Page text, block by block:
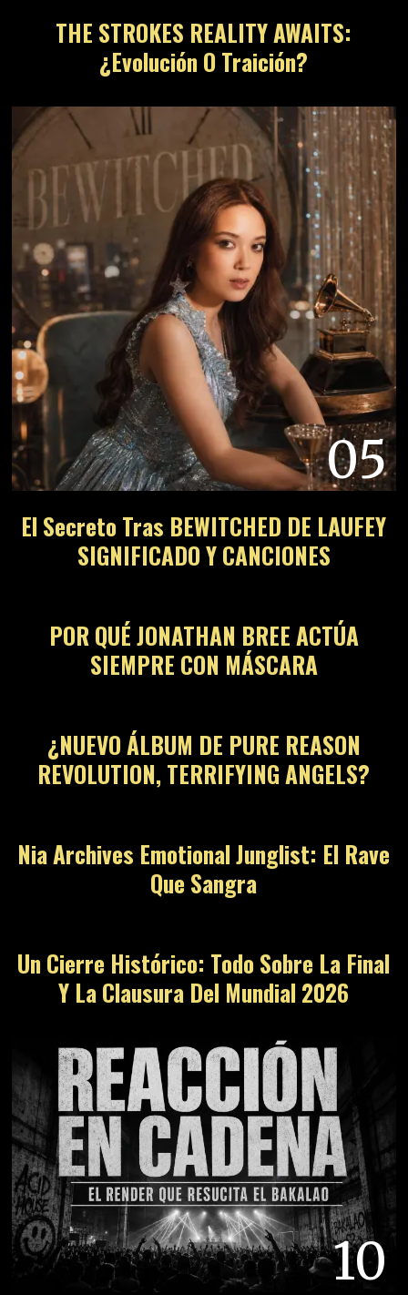
THE STROKES REALITY AWAITS:
¿Evolución O Traición?
05
El Secreto Tras BEWITCHED DE LAUFEY
SIGNIFICADO Y CANCIONES06
POR QUÉ JONATHAN BREE ACTÚA
SIEMPRE CON MÁSCARA
¿NUEVO ÁLBUM DE PURE REASON
REVOLUTION, TERRIFYING ANGELS?
08
Nia Archives Emotional Junglist: El Rave
Que Sangra
Un Cierre Histórico: Todo Sobre La Final
Y La Clausura Del Mundial 2026
10